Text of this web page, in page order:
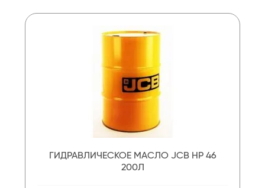
ГИДРАВЛИЧЕСКОЕ МАСЛО JCB HP 46
200Л